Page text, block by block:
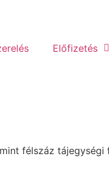
Előfizetés
félszáz tájegységi